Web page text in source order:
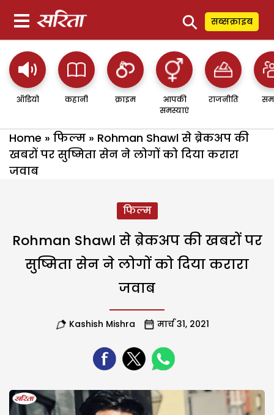
⚲ सब्सक्राइब
ऑडियो कहानी क्राइम
आपकी
समस्याएं
राजनीति
Home » फिल्म » Rohman Shawl से ब्रेकअप की
खबरों पर सुष्मिता सेन ने लोगों को दिया करारा
जवाब
फिल्म
Rohman Shawl से ब्रेकअप की खबरों पर
सुष्मिता सेन ने लोगों को दिया करारा
जवाब
Kashish Mishra मार्च 31, 2021